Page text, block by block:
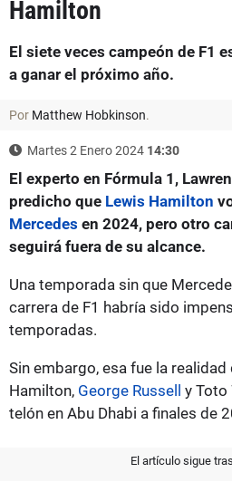
Hamilton
El siete veces campeón de F1
a ganar el próximo año.
Por Matthew Hobkinson.
Martes 2 Enero 2024 14:30
El experto en Fórmula 1,
predicho que Lewis Hamilton
Mercedes en 2024, pero otro
seguirá fuera de su alcance.
Una temporada sin que
carrera de F1 habría sido
temporadas.
Sin embargo, esa fue la
Hamilton, George Russell y Toto
telón en Abu Dhabi a finales de
El artículo sigue